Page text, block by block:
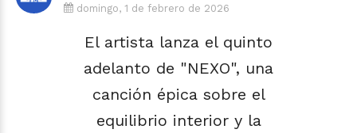
domingo, 1 de febrero de 2026
El artista lanza el quinto
adelanto de "NEXO", una
canción épica sobre el
equilibrio interior y la